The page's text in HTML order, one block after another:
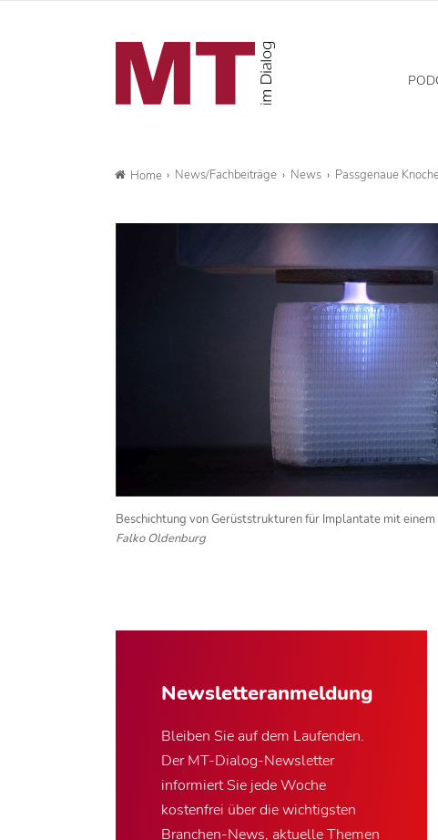
Home News/Fachbeiträge News Passgenaue
Beschichtung von Gerüststrukturen für Implantate mit einem
Falko Oldenburg
Newsletter­anmeldung
Bleiben Sie auf dem Laufenden.
Der MT-Dialog-Newsletter
informiert Sie jede Woche
kostenfrei über die wichtigsten
Branchen-News, aktuelle Themen